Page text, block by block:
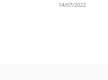
14/07/2022